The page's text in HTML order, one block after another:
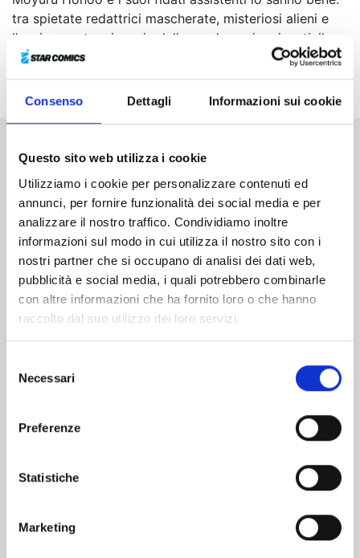
Consenso Dettagli Informazioni sui cookie
Questo sito web utilizza i cookie
Utilizziamo i cookie per personalizzare contenuti ed
annunci, per fornire funzionalità dei social media e per
analizzare il nostro traffico. Condividiamo inoltre
informazioni sul modo in cui utilizza il nostro sito con i
nostri partner che si occupano di analisi dei dati web,
pubblicità e social media, i quali potrebbero combinarle
con altre informazioni che ha fornito loro o che hanno
raccolto dal suo utilizzo dei loro servizi.
delNecessari
Preferenze
Statistiche
Marketing
tra spietate redattrici mascherate, misteriosi alieni e
l’onnipresente minaccia delle scadenze imminenti, il
confine tra le tavole disegnate e la dura realtà si fa
sempre più sfumato!
Altri volumi della serie